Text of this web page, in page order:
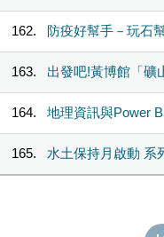
162 防疫好幫手－玩石
163 出發吧!黃博館「礦
164 地理資訊與Power
165 水土保持月啟動 系